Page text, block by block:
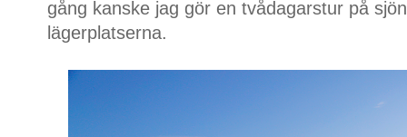
gång kanske jag gör en tvådagarstur på
lägerplatserna.